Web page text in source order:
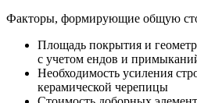
Факторы, формирующие общую
Площадь покрытия и
с учетом ендов и
Необходимость усиления
керамической черепицы